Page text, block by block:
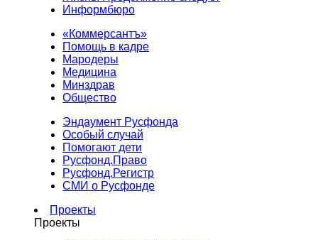
Информбюро
«Коммерсантъ»
Помощь в кадре
Мародеры
Медицина
Минздрав
Общество
Эндаумент Русфонда
Особый случай
Помогают дети
Русфонд.Право
Русфонд.Регистр
СМИ о Русфонде
Проекты
Проекты